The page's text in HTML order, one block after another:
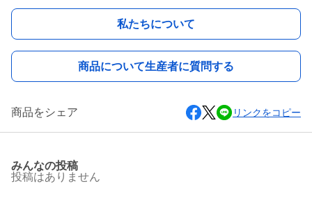
私たちについて
商品について生産者に質問する
商品をシェア リンクをコピー
みんなの投稿
投稿はありません